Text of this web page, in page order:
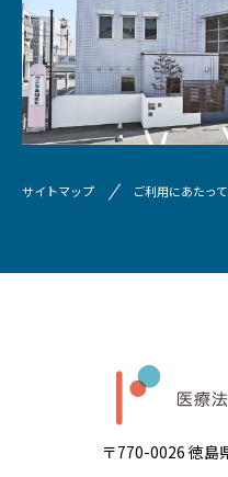
サイトマップ ご利用にあたって
〒770-0026 徳島